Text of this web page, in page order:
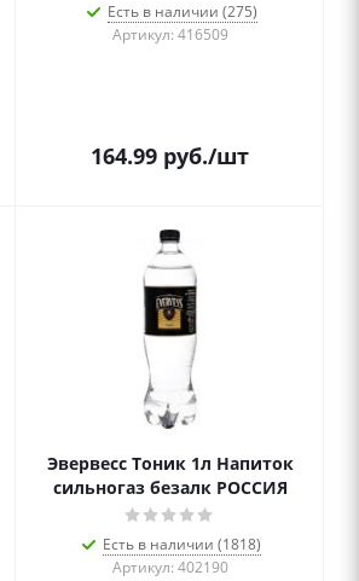
Есть в наличии (275)
Артикул: 416509
164.99 руб./шт
Эвервесс Тоник 1л Напиток
сильногаз безалк РОССИЯ
Есть в наличии (1818)
Артикул: 402190